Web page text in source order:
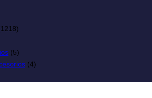
(5)
(4)